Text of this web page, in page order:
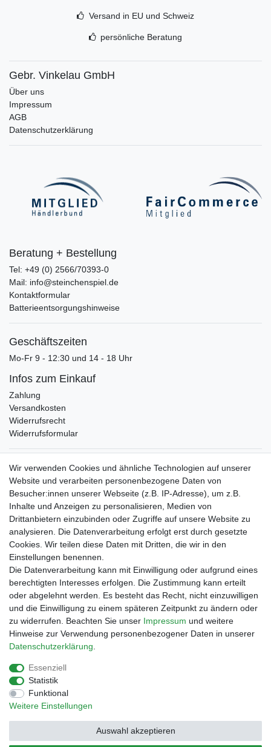
Versand in EU und Schweiz
persönliche Beratung
Gebr. Vinkelau GmbH
Über uns
Impressum
AGB
Datenschutzerklärung
Beratung + Bestellung
Tel: +49 (0) 2566/70393-0
Mail: info@steinchenspiel.de
Kontaktformular
Batterieentsorgungshinweise
Geschäftszeiten
Mo-Fr 9 - 12:30 und 14 - 18 Uhr
Infos zum Einkauf
Zahlung
Versandkosten
Widerrufsrecht
Widerrufsformular
Verpackungslizenz
bei der Landbell AG
Zahlungsarten
Vorabüberweisung
Rechnungskauf
Zahlung bei Abholung
PayPal (inkl. Kreditkarten)
Impressum
Barrierefreiheitserklärung
Wir verwenden Cookies und ähnliche Technologien auf unserer
Website und verarbeiten personenbezogene Daten von
Besucher:innen unserer Webseite (z.B. IP-Adresse), um z.B.
Inhalte und Anzeigen zu personalisieren, Medien von
Drittanbietern einzubinden oder Zugriffe auf unsere Website zu
analysieren. Die Datenverarbeitung erfolgt erst durch gesetzte
Cookies. Wir teilen diese Daten mit Dritten, die wir in den
Einstellungen benennen.
Die Datenverarbeitung kann mit Einwilligung oder aufgrund eines
berechtigten Interesses erfolgen. Die Zustimmung kann erteilt
oder abgelehnt werden. Es besteht das Recht, nicht einzuwilligen
und die Einwilligung zu einem späteren Zeitpunkt zu ändern oder
zu widerrufen. Beachten Sie unser Impressum und weitere
Hinweise zur Verwendung personenbezogener Daten in unserer
Daten­schutz­erklärung
Essenziell
Statistik
Funktional
Weitere Einstellungen
Auswahl akzeptieren